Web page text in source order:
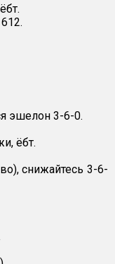
эшелон 3-6-0.
ёбт.
снижайтесь 3-6-